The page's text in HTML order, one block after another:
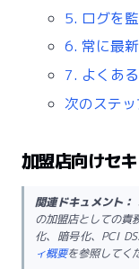
5. ログを
6. 常に最
7. よくあ
次のステッ
加盟店向けセ
関連ドキュメント：
の加盟店としての責
化、暗号化、PCI
ィ概要を参照してく